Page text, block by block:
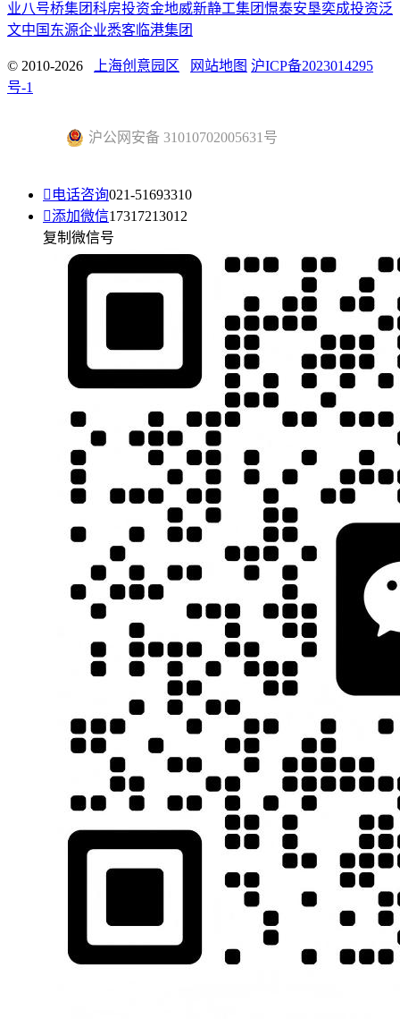
业八号桥集团科房投资金地威新静工集团憬泰安垦奕成投资泛
文中国 东源企业悉客 临港集团
© 2010-2026 上海创意园区 网站地图 沪ICP备2023014295
号-1
沪公网安备 31010702005631号
 电话咨询021-51693310
添加微信17317213012
复制微信号